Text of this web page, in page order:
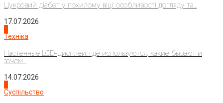
Цукровий діабет у похилому віці: особливості догляду та...
17.07.2026
Техніка
Настенные LCD-дисплеи: где используются, какие бывают и
зачем...
14.07.2026
Суспільство